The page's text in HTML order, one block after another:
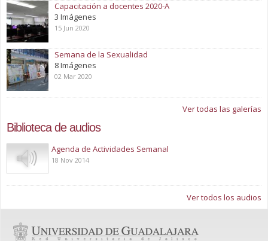
Capacitación a docentes 2020-A
3 Imágenes
15 Jun 2020
Semana de la Sexualidad
8 Imágenes
02 Mar 2020
Ver todas las galerías
Biblioteca de audios
Play
Agenda de Actividades Semanal
18 Nov 2014
Ver todos los audios